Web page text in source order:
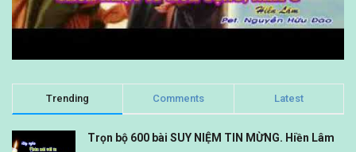
Trending Comments Latest
Trọn bộ 600 bài SUY NIỆM TIN MỪNG. Hiền Lâm